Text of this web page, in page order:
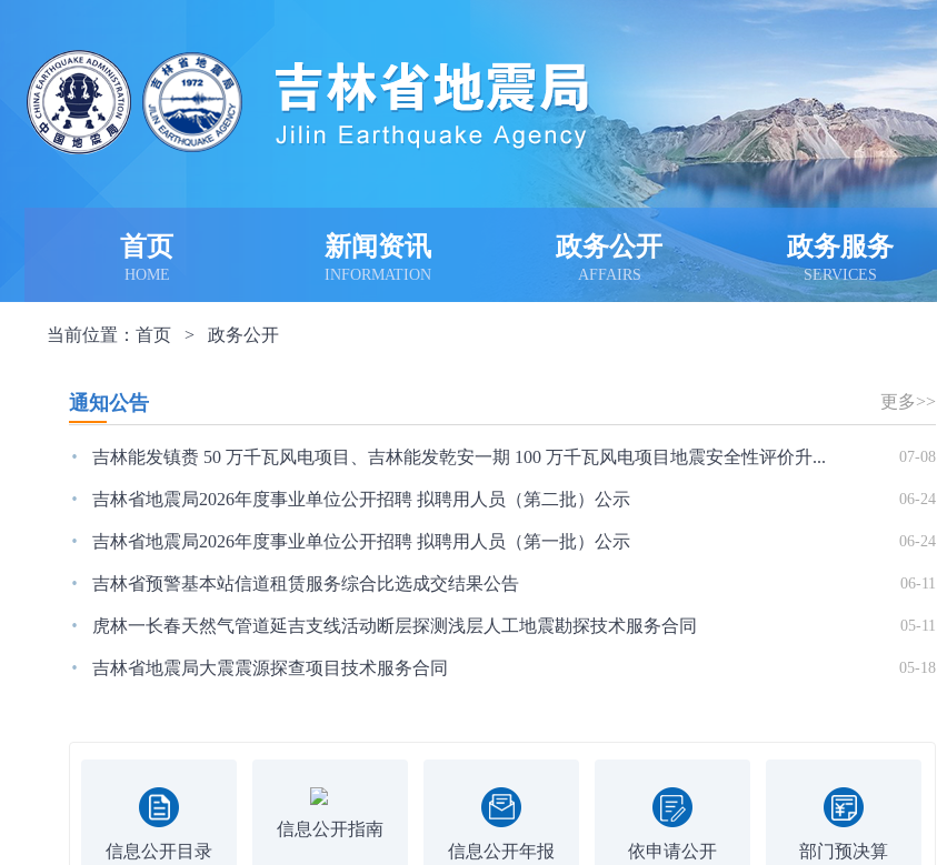
首页
HOME
新闻资讯
INFORMATION
政务公开
AFFAIRS
政务服务
SERVICES
当前位置： 首页 > 政务公开
通知公告 更多>>
· 吉林能发镇赉 50 万千瓦风电项目、吉林能发乾安一期 100 万千瓦风电项目地震安全性评价升... 07-08
· 吉林省地震局2026年度事业单位公开招聘 拟聘用人员（第二批）公示 06-24
· 吉林省地震局2026年度事业单位公开招聘 拟聘用人员（第一批）公示 06-24
· 吉林省预警基本站信道租赁服务综合比选成交结果公告 06-11
· 虎林一长春天然气管道延吉支线活动断层探测浅层人工地震勘探技术服务合同 05-11
· 吉林省地震局大震震源探查项目技术服务合同 05-18
信息公开目录
信息公开指南
信息公开年报
依申请公开 部门预决算